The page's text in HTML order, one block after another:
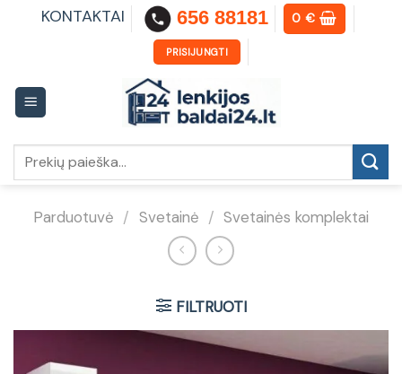
KONTAKTAI 656 88181 0€
PRISIJUNGTI
Parduotuvė / Svetainė / Svetainės komplektai
FILTRUOTI